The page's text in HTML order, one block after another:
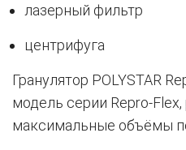
лазерный фильтр
центрифуга
Гранулятор POLYSTAR
модель серии Repro-Flex,
максимальные объёмы